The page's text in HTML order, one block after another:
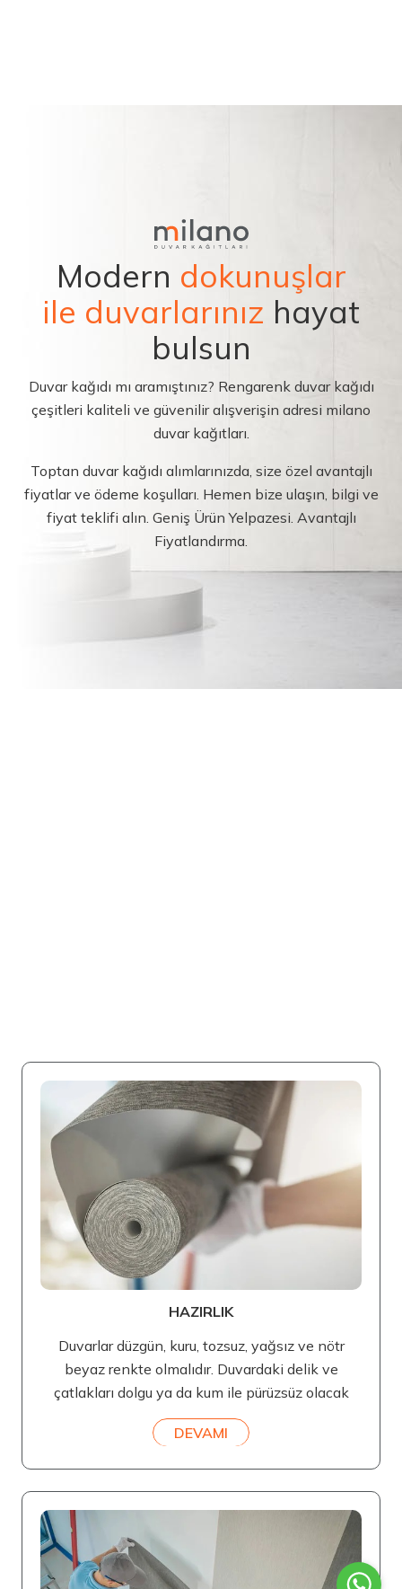
Modern dokunuşlar
ile duvarlarınız hayat
bulsun
Duvar kağıdı mı aramıştınız? Rengarenk duvar kağıdı
çeşitleri kaliteli ve güvenilir alışverişin adresi milano
duvar kağıtları.
Toptan duvar kağıdı alımlarınızda, size özel avantajlı
fiyatlar ve ödeme koşulları. Hemen bize ulaşın, bilgi ve
fiyat teklifi alın. Geniş Ürün Yelpazesi. Avantajlı
Fiyatlandırma.
HAZIRLIK
Duvarlar düzgün, kuru, tozsuz, yağsız ve nötr
beyaz renkte olmalıdır. Duvardaki delik ve
çatlakları dolgu ya da kum ile pürüzsüz olacak
DEVAMI